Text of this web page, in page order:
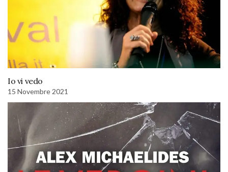
Io vi vedo
15 Novembre 2021